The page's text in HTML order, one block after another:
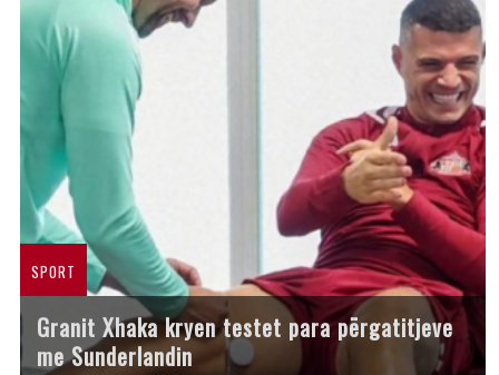
SPORT
Granit Xhaka kryen testet para përgatitjeve
me Sunderlandin